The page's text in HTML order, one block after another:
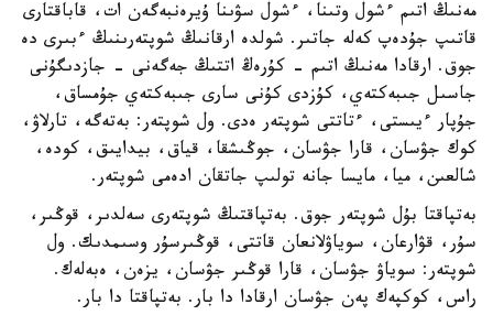
مەنىڭ اتىم ءشول وتىنا، ءشول سۋىنا ۇيرەنبەگەن ات، قاباقتارى
قاتىپ جۇدەپ كەلە جاتىر. شولدە ارقانىڭ شوپتەرىنىڭ ءبىرى دە
جوق. ارقادا مەنىڭ اتىم - كۇرەڭ اتتىڭ جەگەنى - جازدىگۇنى
جاسىل جىبەكتەي، كۇزدى كۇنى سارى جىبەكتەي جۇمساق،
جۇپار ءيىستى، ءتاتتى شوپتەر ەدى. ول شوپتەر: بەتەگە، تارلاۋ،
كوك جۋسان، قارا جۋسان، جوڭىشقا، قياق، بيدايىق، كودە،
شالعىن، ميا، مايسا جانە تولىپ جاتقان ادەمى شوپتەر.
بەتپاقتا بۇل شوپتەر جوق. بەتپاقتىڭ شوپتەرى سەلدىر، قوڭىر،
سۇر، قۋارعان، سوياۋلانعان قاتتى، قوڭىرسۇر وسىمدىك. ول
شوپتەر: سوياۋ جۋسان، قارا قوڭىر جۋسان، يزەن، ەبەلەك.
راس، كوكپەك پەن جۋسان ارقادا دا بار. بەتپاقتا دا بار.